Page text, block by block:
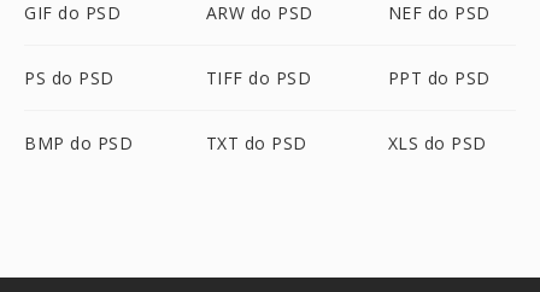
GIF do PSD ARW do PSD NEF do PSD
PS do PSD TIFF do PSD PPT do PSD
BMP do PSD TXT do PSD XLS do PSD